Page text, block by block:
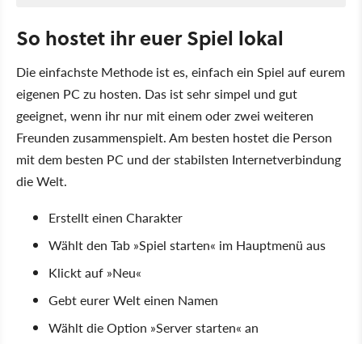
So hostet ihr euer Spiel lokal
Die einfachste Methode ist es, einfach ein Spiel auf eurem
eigenen PC zu hosten. Das ist sehr simpel und gut
geeignet, wenn ihr nur mit einem oder zwei weiteren
Freunden zusammenspielt. Am besten hostet die Person
mit dem besten PC und der stabilsten Internetverbindung
die Welt.
Erstellt einen Charakter
Wählt den Tab »Spiel starten« im Hauptmenü aus
Klickt auf »Neu«
Gebt eurer Welt einen Namen
Wählt die Option »Server starten« an